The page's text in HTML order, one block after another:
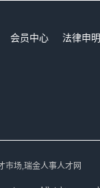
会员中心
法律申明
市场,瑞金人事人才网